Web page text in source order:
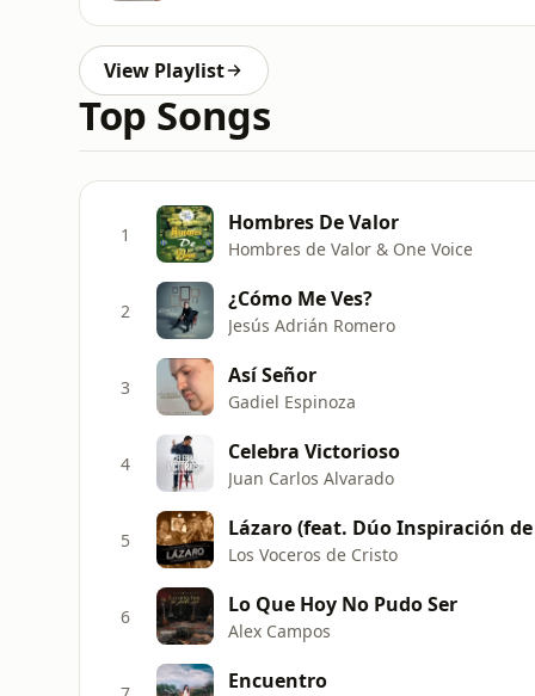
View Playlist
Top Songs
1 Hombres De Valor
Hombres de Valor & One Voice
2 ¿Cómo Me Ves?
Jesús Adrián Romero
3 Así Señor
Gadiel Espinoza
4 Celebra Victorioso
Juan Carlos Alvarado
5 Lázaro (feat. Dúo Inspiración de
Los Voceros de Cristo
6 Lo Que Hoy No Pudo Ser
Alex Campos
Encuentro